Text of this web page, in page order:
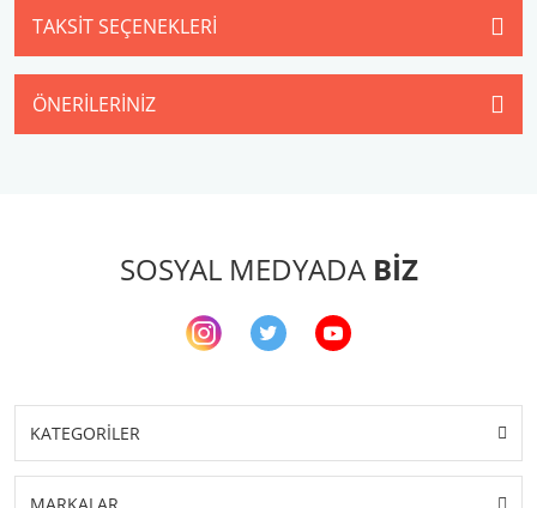
TAKSIT SEÇENEKLERI
ÖNERILERINIZ
SOSYAL MEDYADA BİZ
KATEGORİLER